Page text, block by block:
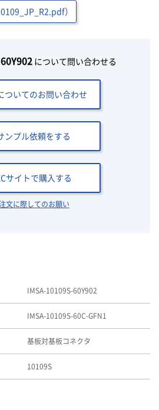
）
について問い合わせる
ついてのお問い合わせ
ンプル依頼をする
サイトで購入する
文に際してのお願い
IMSA-10109S-60Y902
IMSA-10109S-60C-GFN1
基板対基板コネクタ
10109S